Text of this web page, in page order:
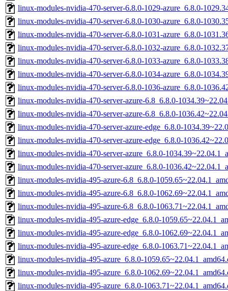
linux-modules-nvidia-470-server-6.8.0-1029-azure_6.8.0-
linux-modules-nvidia-470-server-6.8.0-1030-azure_6.8.0-
linux-modules-nvidia-470-server-6.8.0-1031-azure_6.8.0-
linux-modules-nvidia-470-server-6.8.0-1032-azure_6.8.0-
linux-modules-nvidia-470-server-6.8.0-1033-azure_6.8.0-
linux-modules-nvidia-470-server-6.8.0-1034-azure_6.8.0-
linux-modules-nvidia-470-server-6.8.0-1036-azure_6.8.0-
linux-modules-nvidia-470-server-azure-6.8_6.8.0-
linux-modules-nvidia-470-server-azure-6.8_6.8.0-
linux-modules-nvidia-470-server-azure-edge_6.8.0-
linux-modules-nvidia-470-server-azure-edge_6.8.0-
linux-modules-nvidia-470-server-azure_6.8.0-
linux-modules-nvidia-470-server-azure_6.8.0-
linux-modules-nvidia-495-azure-6.8_6.8.0-
linux-modules-nvidia-495-azure-6.8_6.8.0-
linux-modules-nvidia-495-azure-6.8_6.8.0-
linux-modules-nvidia-495-azure-edge_6.8.0-
linux-modules-nvidia-495-azure-edge_6.8.0-
linux-modules-nvidia-495-azure-edge_6.8.0-
linux-modules-nvidia-495-azure_6.8.0-
linux-modules-nvidia-495-azure_6.8.0-
linux-modules-nvidia-495-azure_6.8.0-